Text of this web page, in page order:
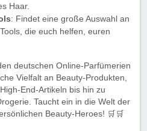
Haar.
: Findet eine große Auswahl an
die euch helfen, euren
deutschen Online-Parfümerien
Vielfalt an Beauty-Produkten,
End-Artikeln bis hin zu
Taucht ein in die Welt der
Beauty-Heroes! 🛒🛒